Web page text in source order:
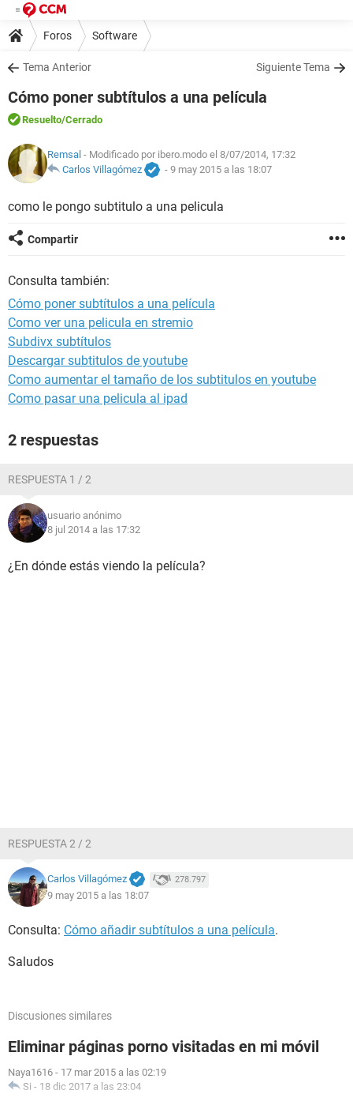
Foros Software
Tema Anterior Siguiente Tema
Cómo poner subtítulos a una película
Resuelto/Cerrado
Remsal - Modificado por ibero.modo el 8/07/2014, 17:32
Carlos Villagómez
- 9 may 2015 a las 18:07
como le pongo subtitulo a una pelicula
Compartir
Consulta también:
Cómo poner subtítulos a una película
Como ver una pelicula en stremio
Subdivx subtítulos
Descargar subtitulos de youtube
Como aumentar el tamaño de los subtitulos en youtube
Como pasar una pelicula al ipad
2 respuestas
RESPUESTA 1 / 2
usuario anónimo
8 jul 2014 a las 17:32
¿En dónde estás viendo la película?
RESPUESTA 2 / 2
Carlos Villagómez 278.797
9 may 2015 a las 18:07
Consulta: Cómo añadir subtítulos a una película.
Saludos
Discusiones similares
Eliminar páginas porno visitadas en mi móvil
Naya1616 - 17 mar 2015 a las 02:19
Si - 18 dic 2017 a las 23:04